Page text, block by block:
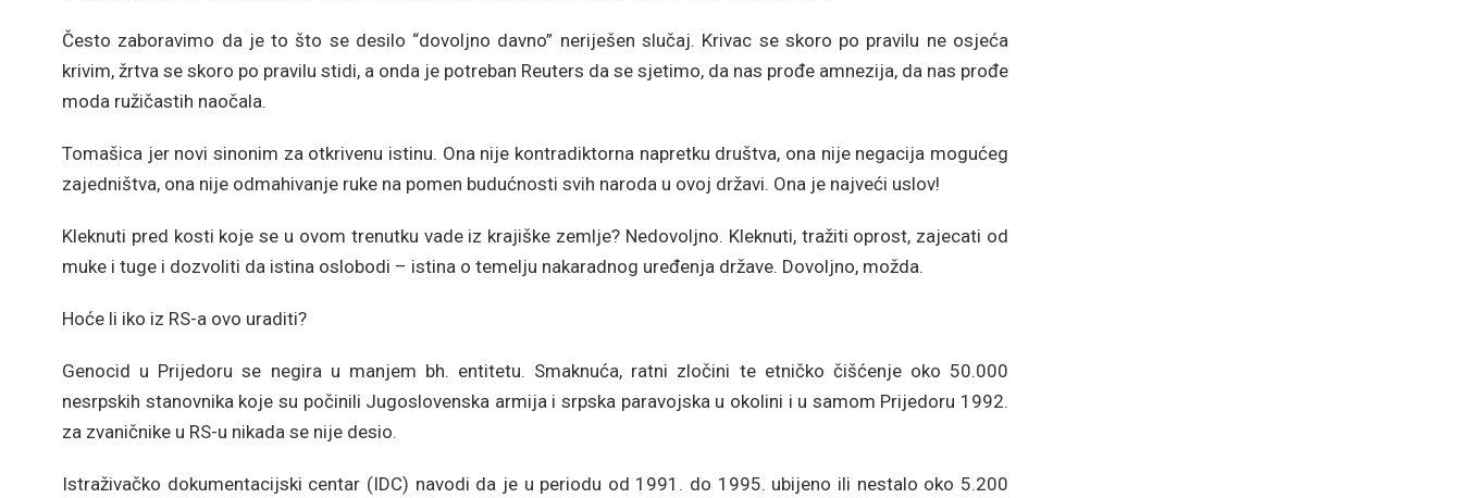
Često zaboravimo da je to što se desilo “dovoljno davno” neriješen slučaj. Krivac se skoro po pravilu ne osjeća
krivim, žrtva se skoro po pravilu stidi, a onda je potreban Reuters da se sjetimo, da nas prođe amnezija, da nas prođe
moda ružičastih naočala.
Tomašica jer novi sinonim za otkrivenu istinu. Ona nije kontradiktorna napretku društva, ona nije negacija mogućeg
zajedništva, ona nije odmahivanje ruke na pomen budućnosti svih naroda u ovoj državi. Ona je najveći uslov!
Kleknuti pred kosti koje se u ovom trenutku vade iz krajiške zemlje? Nedovoljno. Kleknuti, tražiti oprost, zajecati od
muke i tuge i dozvoliti da istina oslobodi – istina o temelju nakaradnog uređenja države. Dovoljno, možda.
Hoće li iko iz RS-a ovo uraditi?
Genocid u Prijedoru se negira u manjem bh. entitetu. Smaknuća, ratni zločini te etničko čišćenje oko 50.000
nesrpskih stanovnika koje su počinili Jugoslovenska armija i srpska paravojska u okolini i u samom Prijedoru 1992.
za zvaničnike u RS-u nikada se nije desio.
Istraživačko dokumentacijski centar (IDC) navodi da je u periodu od 1991. do 1995. ubijeno ili nestalo oko 5.200